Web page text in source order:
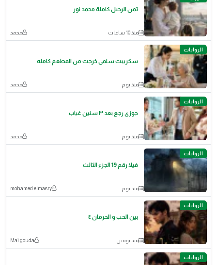
ثمن الرحيل كاملة محمد نور
منذ 10 ساعات محمد
الروايات
سكريبت سلمى خرجت من المطعم كامله
منذ يوم محمد
الروايات
جوزى رجع بعد ٣ سنين غياب
منذ يوم محمد
الروايات
فيلا رقم 19 الجزء الثالث
منذ يوم mohamed elmasry
الروايات
بين الحب و الحرمان ٤
منذ يومين Mai gouda
الروايات